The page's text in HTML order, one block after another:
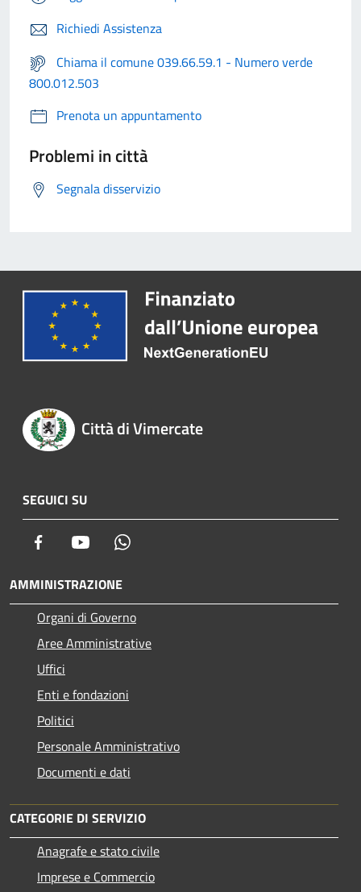
Richiedi Assistenza
Chiama il comune 039.66.59.1 - Numero verde
800.012.503
Prenota un appuntamento
Problemi in città
Segnala disservizio
Città di Vimercate
SEGUICI SU
Facebook Youtube
AMMINISTRAZIONE
Organi di Governo
Aree Amministrative
Uffici
Enti e fondazioni
Politici
Personale Amministrativo
Documenti e dati
CATEGORIE DI SERVIZIO
Anagrafe e stato civile
Imprese e Commercio